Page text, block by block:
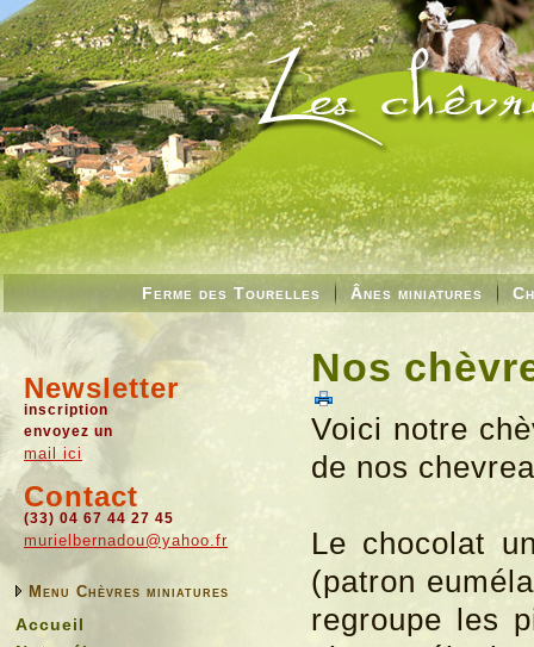
Ferme des Tourelles Ânes miniatures
Newsletter
inscription
envoyez un
mail ici
Contact
(33) 04 67 44 27 45
murielbernadou@yahoo.fr
Menu Chèvres miniatures
Accueil
Nos
Voici notre
de nos
Le chocolat
(patron
regroupe les